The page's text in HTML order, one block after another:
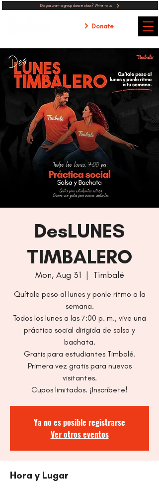
Do you want a group dance class? Write to us
Donate
DesLUNES
TIMBALERO
Mon, Aug 31
  |
Timbalé
Quítale peso al lunes y ponle ritmo a la
semana.
Todos los lunes a las 7:00 p. m., vive una
práctica social dirigida de salsa y
bachata.
Gratis para estudiantes Timbalé.
Primera vez gratis para nuevos
visitantes.
Cupos limitados. ¡Inscríbete!
Ya no es posible registrarse
Ver otros eventos
Hora y Lugar